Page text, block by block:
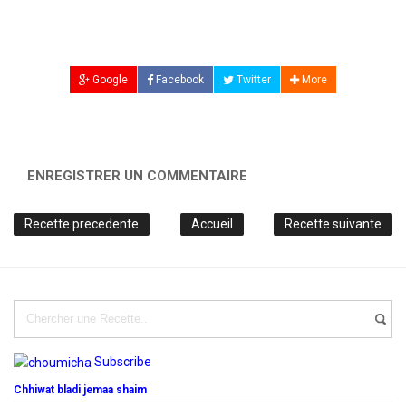
Google Facebook Twitter More
ENREGISTRER UN COMMENTAIRE
Recette precedente Recette suivante
Accueil
Subscribe
Chhiwat bladi jemaa shaim